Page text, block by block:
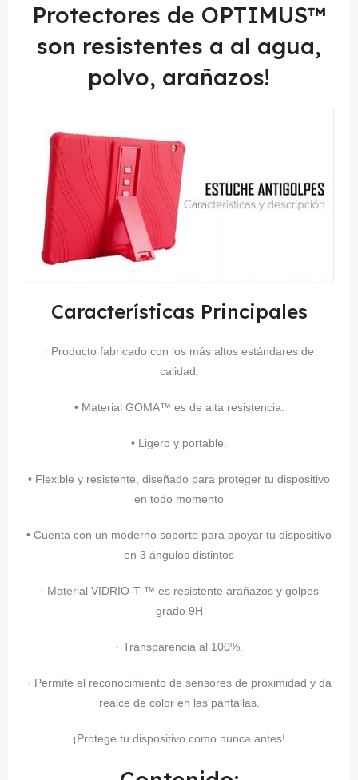
Protectores de OPTIMUS™
son resistentes a al agua,
polvo, arañazos!
Características Principales
· Producto fabricado con los más altos estándares de
calidad.
• Material GOMA™ es de alta resistencia.
• Ligero y portable.
• Flexible y resistente, diseñado para proteger tu dispositivo
en todo momento
• Cuenta con un moderno soporte para apoyar tu dispositivo
en 3 ángulos distintos
· Material VIDRIO-T ™ es resistente arañazos y golpes
grado 9H
· Transparencia al 100%.
· Permite el reconocimiento de sensores de proximidad y da
realce de color en las pantallas.
¡Protege tu dispositivo como nunca antes!